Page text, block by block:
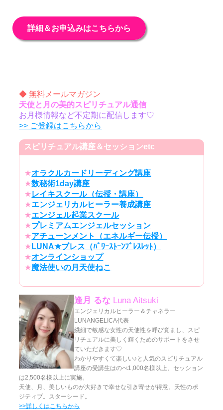
詳細＆お申込みはこちらから
◆ 無料メールマガジン
天使と月の美的スピリチュアル通信
お月様情報など不定期に配信します♡
>> ご登録はこちらから
スピリチュアル講座＆セッションetc
★オラクルカードリーディング講座
★数秘術1day講座
★レイキスクール（伝授・講座）
★エンジェリカルヒーラー養成講座
★エンジェル起業スクール
★プレミアムエンジェルセッション
★アチューンメント（エネルギー伝授）
★ LUNA★ブレス（ﾊﾟﾜｰｽﾄｰﾝﾌﾞﾚｽﾚｯﾄ）
★オンラインショップ
★魔法使いの月天使ねこ
逢月 るな Luna Aitsuki
エンジェリカルヒーラー＆チャネラー
LUNANGELICA代表
繊細で敏感な女性の天使性を呼び覚まし、スピ
リチュアルに美しく輝くためのサポートをさせ
ていただきます♡
わかりやすくて楽しい♪と人気のスピリチュアル
講座の受講生はのべ1,000名様以上、セッション
は2,500名様以上に実施。
天使、月、美しいものが大好きで幸せな引き寄せが得意。天性のポ
ジティブ。スターシード。
>>詳しくはこちらから